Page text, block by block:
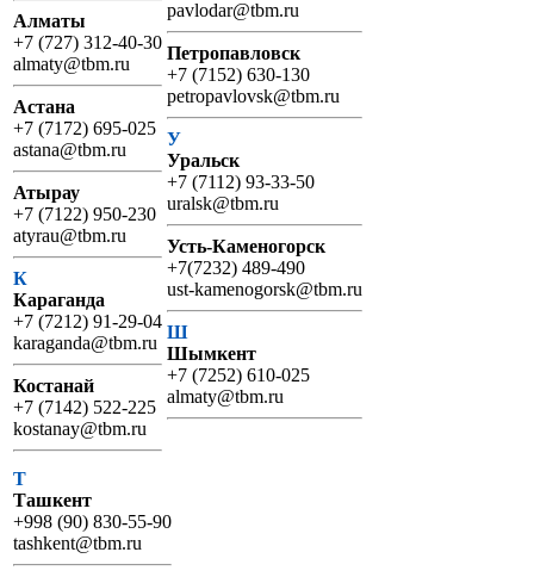
Алматы
+7 (727) 312-40-30
almaty@tbm.ru
Астана
+7 (7172) 695-025
astana@tbm.ru
Атырау
+7 (7122) 950-230
atyrau@tbm.ru
К
Караганда
+7 (7212) 91-29-04
karaganda@tbm.ru
Костанай
+7 (7142) 522-225
kostanay@tbm.ru
pavlodar@tbm.ru
Петропавловск
+7 (7152) 630-130
petropavlovsk@tbm.ru
У
Уральск
+7 (7112) 93-33-50
uralsk@tbm.ru
Усть-Каменогорск
+7(7232) 489-490
ust-kamenogorsk@tbm.ru
Ш
Шымкент
+7 (7252) 610-025
almaty@tbm.ru
Т
Ташкент
+998 (90) 830-55-90
tashkent@tbm.ru